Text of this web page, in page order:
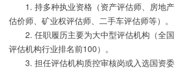
1. 持多种执业资格（资产评估师、房地产
估价师、矿业权评估师、二手车评估师等）。
2. 任职履历主要为大中型评估机构（全国
评估机构行业排名前100）。
3. 担任评估机构质控审核岗或入选国资委